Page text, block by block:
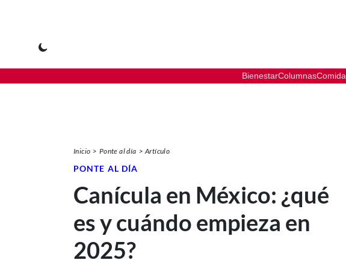
BienestarColumnasComida
Inicio Ponte al día Artículo
PONTE AL DÍA
Canícula en México: ¿qué
es y cuándo empieza en
2025?